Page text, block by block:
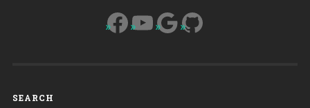
Facebook
YouTube
Google
GitHub
SEARCH